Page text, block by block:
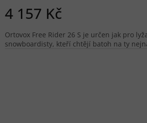
4 157 Kč
Ortovox Free Rider 26 S je určen jak pro
snowboardisty, kteří chtějí batoh na ty